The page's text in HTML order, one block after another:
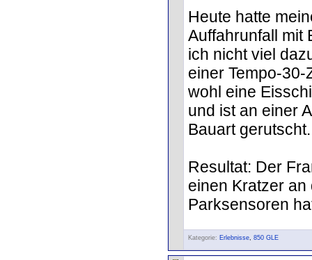
Heute hatte
Auffahrunfall mit
ich nicht viel
einer Tempo-
wohl eine
und ist an einer
Bauart gerutscht.
Resultat: Der
einen Kratzer
Parksensoren
Kategorie: Erlebnisse, 850 GLE